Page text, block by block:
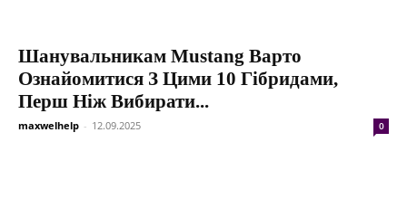
Шанувальникам Mustang Варто
Ознайомитися З Цими 10 Гібридами,
Перш Ніж Вибирати...
maxwelhelp - 12.09.2025 0